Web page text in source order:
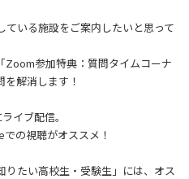
ている施設をご案内したいと思って
Zoom参加特典：質問タイムコーナ
解消します！
イブ配信。
の視聴がオススメ！
りたい高校生・受験生」には、オス